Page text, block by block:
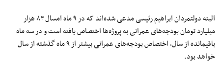
البته دولتمردان ابراهیم رئیسی مدعی شده‌اند که در ۹ ماه امسال ۸۳ هزار
میلیارد تومان بودجه‌های عمرانی به پروژه‌ها اختصاص یافته است و در سه ماه
باقیمانده از سال، اختصاص بودجه‌های عمرانی بیشتر از ۹ ماه گذشته از سال
خواهد بود.